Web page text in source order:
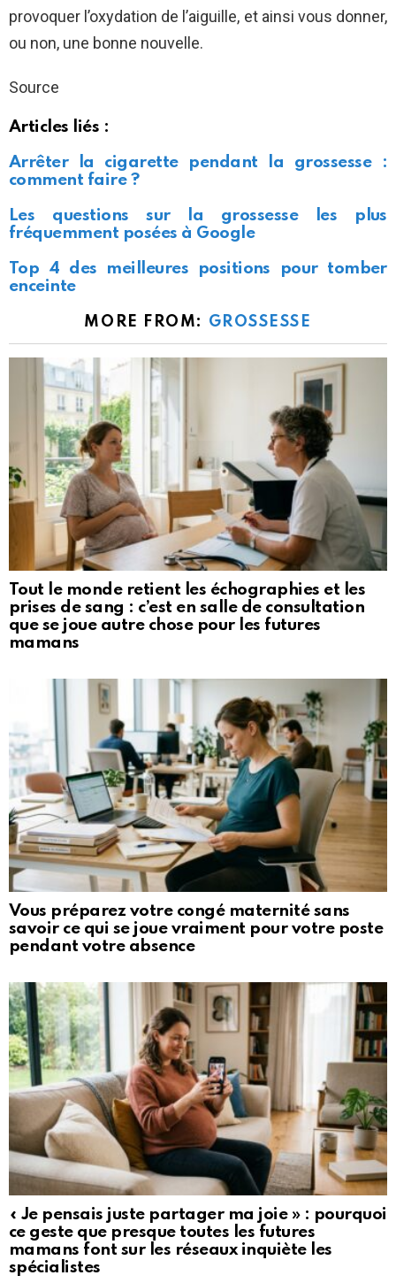
provoquer l’oxydation de l’aiguille, et ainsi vous donner,
ou non, une bonne nouvelle.
Source
Articles liés :
Arrêter la cigarette pendant la grossesse :
comment faire ?
Les questions sur la grossesse les plus
fréquemment posées à Google
Top 4 des meilleures positions pour tomber
enceinte
MORE FROM: GROSSESSE
Tout le monde retient les échographies et les
prises de sang : c’est en salle de consultation
que se joue autre chose pour les futures
mamans
Vous préparez votre congé maternité sans
savoir ce qui se joue vraiment pour votre poste
pendant votre absence
« Je pensais juste partager ma joie » : pourquoi
ce geste que presque toutes les futures
mamans font sur les réseaux inquiète les
spécialistes